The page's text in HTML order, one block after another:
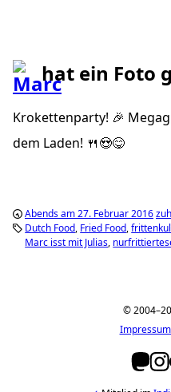
hat ein Foto
Krokettenparty! 🎉
dem Laden! 🍴😍😋
Abends am 27. Februar 2016
Dutch Food Fried Food
Marc isst mit Julias
©